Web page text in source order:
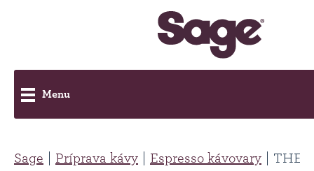
Menu
Sage Príprava kávy Espresso kávovary THE